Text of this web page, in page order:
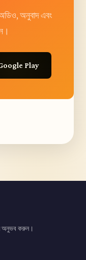
অনুবাদ এবং
Play
অনুভব করুন।